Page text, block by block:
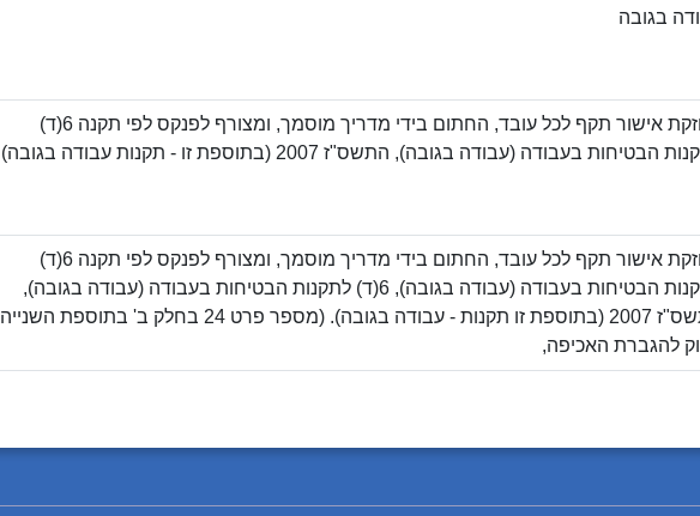
בגובה
החזקת אישור תקף לכל עובד, החתום בידי מדריך מוסמך, ומצורף לפנקס לפי תקנה 6(ד)
הבטיחות בעבודה (עבודה בגובה), התשס"ז 2007 (בתוספת זו - תקנות עבודה בגובה)
החזקת אישור תקף לכל עובד, החתום בידי מדריך מוסמך, ומצורף לפנקס לפי תקנה 6(ד)
לתקנות הבטיחות בעבודה (עבודה בגובה), 6(ד) לתקנות הבטיחות בעבודה (עבודה בגובה),
התשס"ז 2007 (בתוספת זו תקנות - עבודה בגובה). (מספר פרט 24 בחלק ב' בתוספת השנייה
להגברת האכיפה,